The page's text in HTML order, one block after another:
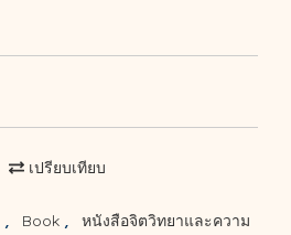
เปรียบเทียบ
, Book ,
หนังสือจิตวิทยาและความ